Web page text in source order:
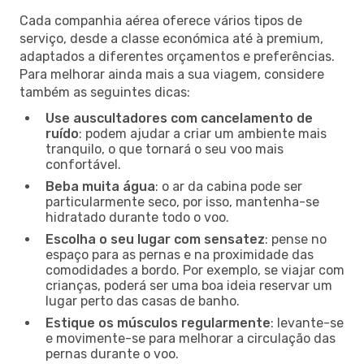
Cada companhia aérea oferece vários tipos de
serviço, desde a classe económica até à premium,
adaptados a diferentes orçamentos e preferências.
Para melhorar ainda mais a sua viagem, considere
também as seguintes dicas:
Use auscultadores com cancelamento de
ruído: podem ajudar a criar um ambiente mais
tranquilo, o que tornará o seu voo mais
confortável.
Beba muita água: o ar da cabina pode ser
particularmente seco, por isso, mantenha-se
hidratado durante todo o voo.
Escolha o seu lugar com sensatez: pense no
espaço para as pernas e na proximidade das
comodidades a bordo. Por exemplo, se viajar com
crianças, poderá ser uma boa ideia reservar um
lugar perto das casas de banho.
Estique os músculos regularmente: levante-se
e movimente-se para melhorar a circulação das
pernas durante o voo.